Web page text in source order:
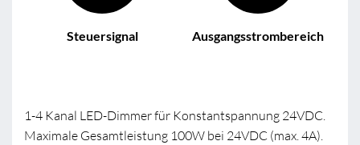
Steuersignal Ausgangsstrombereich
1-4 Kanal LED-Dimmer für Konstantspannung 24VDC.
Maximale Gesamtleistung 100W bei 24VDC (max. 4A).